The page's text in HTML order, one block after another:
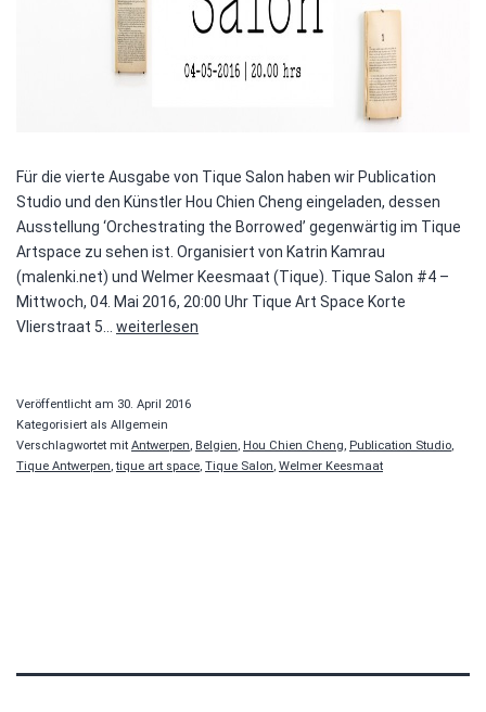
Für die vierte Ausgabe von Tique Salon haben wir Publication
Studio und den Künstler Hou Chien Cheng eingeladen, dessen
Ausstellung ‘Orchestrating the Borrowed’ gegenwärtig im Tique
Artspace zu sehen ist. Organisiert von Katrin Kamrau
(malenki.net) und Welmer Keesmaat (Tique). Tique Salon #4 –
Mittwoch, 04. Mai 2016, 20:00 Uhr Tique Art Space Korte
Vlierstraat 5… Tique
–
Publication
Studio
/
weiterlesen
Veröffentlicht am 30. April 2016
Kategorisiert als Allgemein
Verschlagwortet mit Antwerpen, Belgien, Hou Chien Cheng, Publication Studio,
Tique Antwerpen,tique art space, Tique Salon, Welmer Keesmaat